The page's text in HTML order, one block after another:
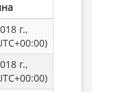
г.,
г.,